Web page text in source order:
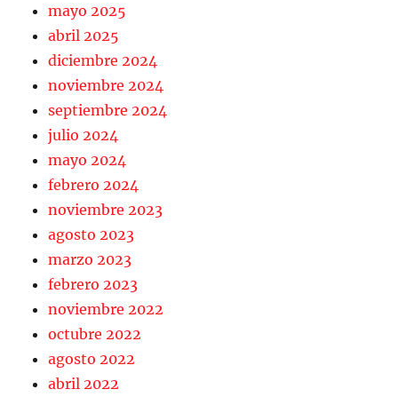
mayo 2025
abril 2025
diciembre 2024
noviembre 2024
septiembre 2024
julio 2024
mayo 2024
febrero 2024
noviembre 2023
agosto 2023
marzo 2023
febrero 2023
noviembre 2022
octubre 2022
agosto 2022
abril 2022